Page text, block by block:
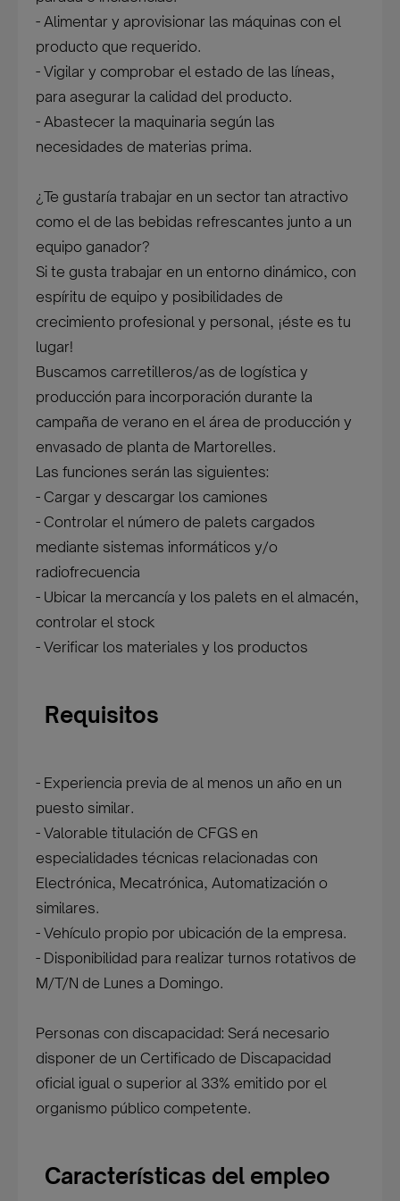
- Alimentar y aprovisionar las máquinas con el
producto que requerido.
- Vigilar y comprobar el estado de las líneas,
para asegurar la calidad del producto.
- Abastecer la maquinaria según las
necesidades de materias prima.
¿Te gustaría trabajar en un sector tan atractivo
como el de las bebidas refrescantes junto a un
equipo ganador?
Si te gusta trabajar en un entorno dinámico, con
espíritu de equipo y posibilidades de
crecimiento profesional y personal, ¡éste es tu
lugar!
Buscamos carretilleros/as de logística y
producción para incorporación durante la
campaña de verano en el área de producción y
envasado de planta de Martorelles.
Las funciones serán las siguientes:
- Cargar y descargar los camiones
- Controlar el número de palets cargados
mediante sistemas informáticos y/o
radiofrecuencia
- Ubicar la mercancía y los palets en el almacén,
controlar el stock
- Verificar los materiales y los productos
Requisitos
- Experiencia previa de al menos un año en un
puesto similar.
- Valorable titulación de CFGS en
especialidades técnicas relacionadas con
Electrónica, Mecatrónica, Automatización o
similares.
- Vehículo propio por ubicación de la empresa.
- Disponibilidad para realizar turnos rotativos de
M/T/N de Lunes a Domingo.
Personas con discapacidad: Será necesario
disponer de un Certificado de Discapacidad
oficial igual o superior al 33% emitido por el
organismo público competente.
Características del empleo